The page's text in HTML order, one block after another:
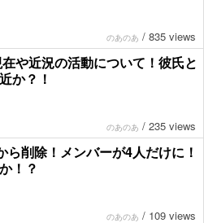
のあのあ / 835 views
や近況の活動について！彼氏と
か？！
のあのあ / 235 views
ら削除！メンバーが4人だけに！
！？
のあのあ / 109 views